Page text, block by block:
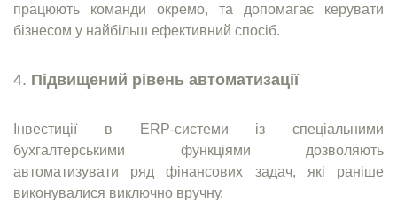
працюють команди окремо, та допомагає керувати
бізнесом у найбільш ефективний спосіб.
Підвищений рівень автоматизації
Інвестиції в ERP-системи із спеціальними
бухгалтерськими функціями дозволяють
автоматизувати ряд фінансових задач, які раніше
виконувалися виключно вручну.